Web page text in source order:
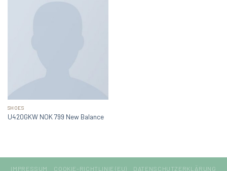
SHOES
U420GKW NOK 799 New Balance
IMPRESSUM COOKIE-RICHTLINIE (EU) DATENSCHUTZERKLÄRUNG